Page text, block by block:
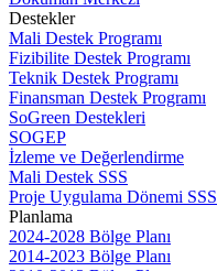
Destekler
Mali Destek Programı
Fizibilite Destek Programı
Teknik Destek Programı
Finansman Destek Programı
SoGreen Destekleri
SOGEP
İzleme ve Değerlendirme
Mali Destek SSS
Proje Uygulama Dönemi SSS
Planlama
2024-2028 Bölge Planı
2014-2023 Bölge Planı